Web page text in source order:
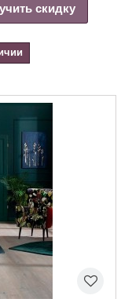
скидку